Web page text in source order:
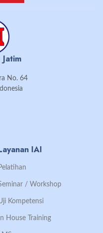
No. 64
IAI
/ Workshop
Kompetensi
In House Training